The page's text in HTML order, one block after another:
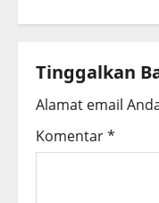
t
n
a
v
Tinggalkan
Alamat email
Komentar*